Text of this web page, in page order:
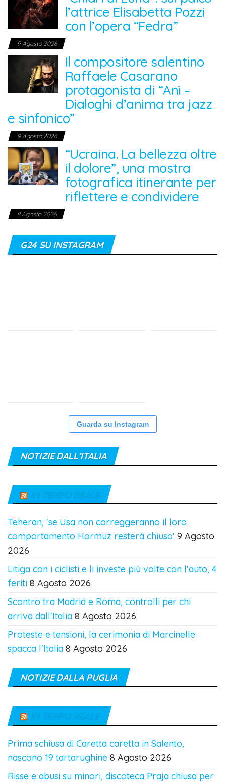
l’attrice Elisabetta Pozzi
con l’opera “Fedra”
9 Agosto 2026
Il compositore salentino
Raffaele Casarano
protagonista di “Anì –
Dialoghi d’anima tra jazz
e sinfonico”
9 Agosto 2026
“Ucraina. La bellezza oltre
il dolore”, una mostra
fotografica itinerante per
riflettere e condividere
8 Agosto 2026
G24 SU INSTAGRAM
Guarda su Instagram
NOTIZIE DALL’ITALIA
IN TEMPO REALE
Teheran, 'se Usa non correggeranno il loro
comportamento Hormuz resterà chiuso' 9 Agosto
2026
Litiga con i ciclisti e li investe più volte con l'auto, 4
feriti 8 Agosto 2026
Scontro tra Madrid e Roma, controlli per chi
arriva dall'Italia 8 Agosto 2026
Proteste e tensioni, la cerimonia di Marcinelle
spacca l'Italia 8 Agosto 2026
NOTIZIE DALLA PUGLIA
IN TEMPO REALE
Prima schiusa di Caretta caretta in Salento,
nascono 19 tartarughine 8 Agosto 2026
Risse e abusi su minori, discoteca Praja chiusa per